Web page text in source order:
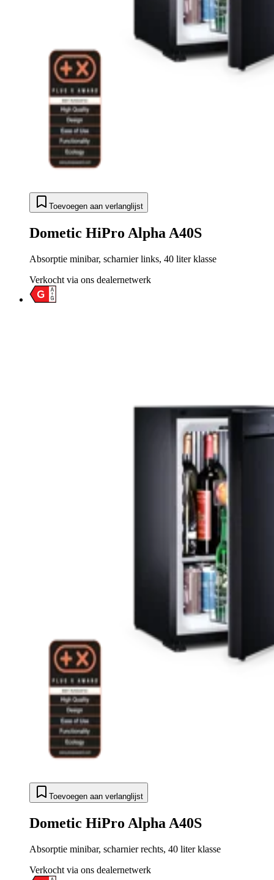
Toevoegen aan verlanglijst
Dometic HiPro Alpha A40S
Absorptie minibar, scharnier links, 40 liter klasse
Verkocht via ons dealernetwerk
Toevoegen aan verlanglijst
Dometic HiPro Alpha A40S
Absorptie minibar, scharnier rechts, 40 liter klasse
Verkocht via ons dealernetwerk